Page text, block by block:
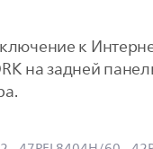
к
на задней